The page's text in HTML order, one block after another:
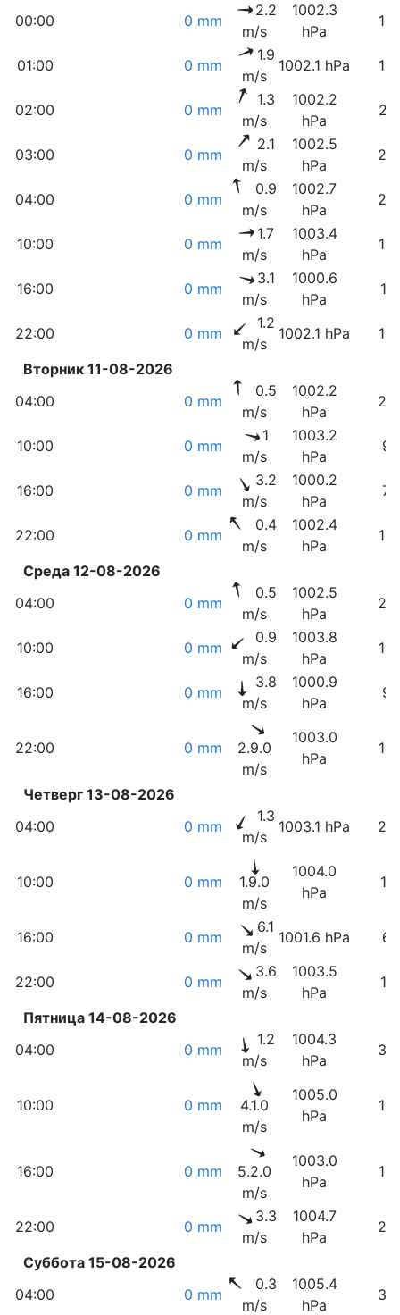
00:00
0 mm
2.2
m/s
1002.3
hPa
01:00 0 mm
1.9
m/s
1002.1 hPa
02:00 0 mm
1.3
m/s
1002.2
hPa
03:00 0 mm
2.1
m/s
1002.5
hPa
04:00 0 mm
0.9
m/s
1002.7
hPa
10:00 0 mm
1.7
m/s
1003.4
hPa
16:00 0 mm
3.1
m/s
1000.6
hPa
22:00 0 mm
1.2
m/s
1002.1 hPa
Вторник 11-08-2026
04:00
0 mm
0.5
m/s
1002.2
hPa
10:00 0 mm
1
m/s
1003.2
hPa
16:00 0 mm
3.2
m/s
1000.2
hPa
22:00 0 mm
0.4
m/s
1002.4
hPa
Среда 12-08-2026
04:00
0 mm
0.5
m/s
1002.5
hPa
10:00 0 mm
0.9
m/s
1003.8
hPa
16:00 0 mm
3.8
m/s
1000.9
hPa
22:00 0 mm
2.9.0
m/s
1003.0
hPa
Четверг 13-08-2026
04:00
0 mm
1.3
m/s
1003.1 hPa
10:00 0 mm
1.9.0
m/s
1004.0
hPa
16:00 0 mm
6.1
m/s
1001.6 hPa
22:00 0 mm
3.6
m/s
1003.5
hPa
Пятница 14-08-2026
04:00
0 mm
1.2
m/s
1004.3
hPa
10:00 0 mm
4.1.0
m/s
1005.0
hPa
16:00 0 mm
5.2.0
m/s
1003.0
hPa
22:00 0 mm
3.3
m/s
1004.7
hPa
Суббота 15-08-2026
04:00
0 mm
0.3
m/s
1005.4
hPa